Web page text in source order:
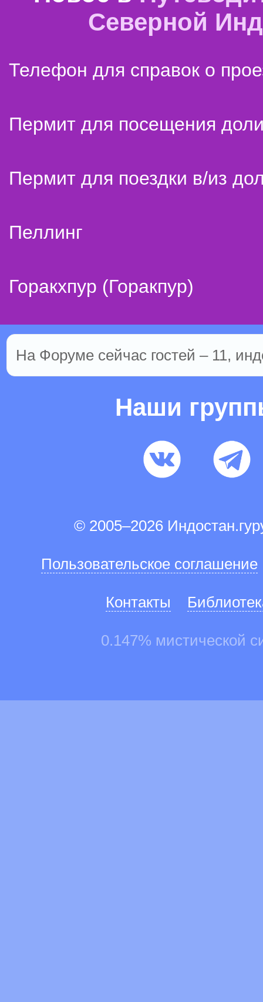
Северной
Телефон для справок о
Пермит для посещения
Пермит для поездки в/из
Пеллинг
Горакхпур (Горакпур)
На Форуме сейчас гостей – 11,
Наши
© 2005–2026
Пользовательское соглашение
Контакты
0.147% мистической